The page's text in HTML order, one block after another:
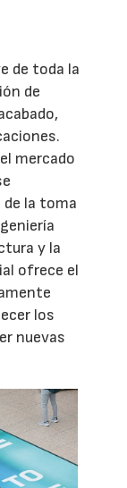
de toda la
de
mercado
la toma
y la
ofrece el
los
nuevas